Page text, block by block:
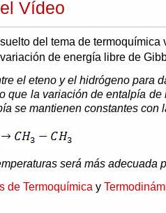
Vídeo
del tema de
de energía libre de
el eteno y el hidrógeno para
que la variación de entalpía
se mantienen constantes con
será más adecuada
de Termoquímica y